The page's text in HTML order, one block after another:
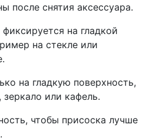
после снятия аксессуара.
на гладкой
на стекле или
на гладкую поверхность,
или кафель.
чтобы присоска лучше